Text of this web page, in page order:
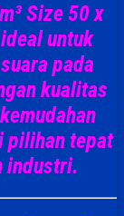
Size 50 x
untuk
pada
kualitas
pilihan tepat
industri.